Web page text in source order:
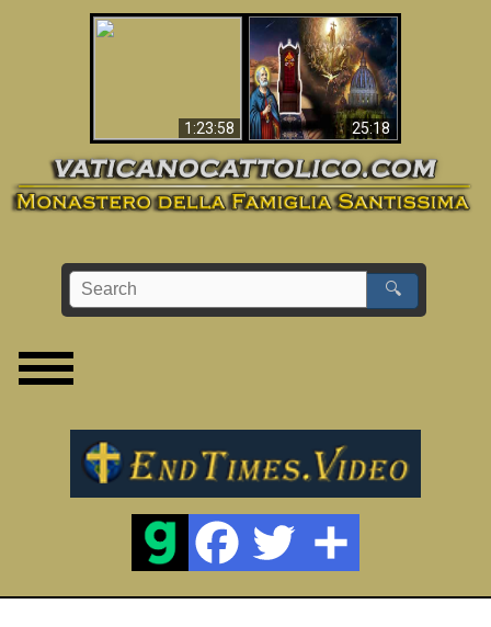
1:23:58 25:18
La Bibbia ha previsto
70 anni senza Papa?
🔍